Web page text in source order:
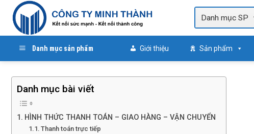
content
Danh mục sản phẩm Giới thiệu Sản phẩm
Danh mục bài viết
HÌNH THỨC THANH TOÁN – GIAO HÀNG – VẬN CHUYỂN
Thanh toán trực tiếp